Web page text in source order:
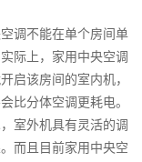
调不能在单个房间单
际上，家用中央空调
启该房间的室内机，
比分体空调更耗电。
室外机具有灵活的调
而且目前家用中央空